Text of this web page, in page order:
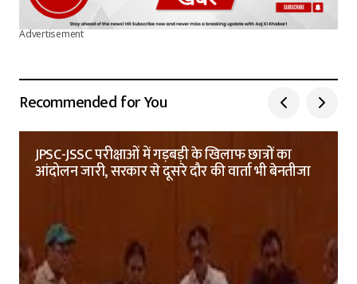
Advertisement
Recommended for You
JPSC-JSSC परीक्षाओं में गड़बड़ी के खिलाफ छात्रों का
आंदोलन जारी, सरकार से दूसरे दौर की वार्ता भी बेनतीजा